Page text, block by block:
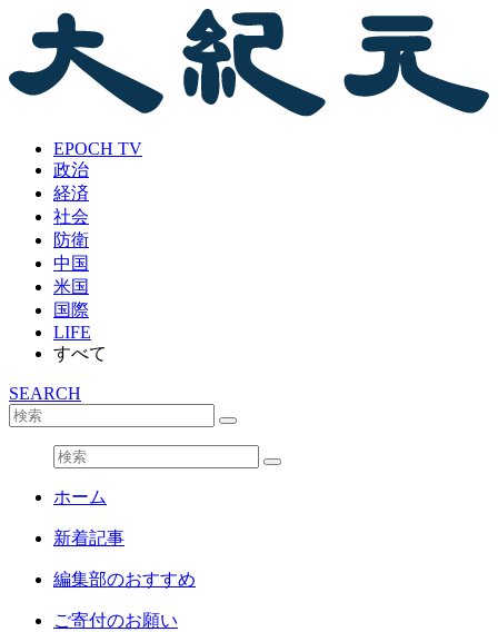
EPOCH TV
政治
経済
社会
防衛
中国
米国
国際
LIFE
すべて
SEARCH
ホーム
新着記事
編集部のおすすめ
ご寄付のお願い